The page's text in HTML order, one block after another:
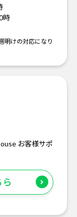
時
明けの対応になり
お客様サポ